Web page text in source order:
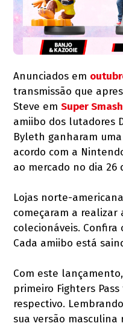
Anunciados em
transmissão que
Steve emSuper
amiibo dos lutadores
Byleth ganharam
acordo com a
ao mercado no dia 26
Lojas norte-
começaram a realizar
colecionáveis. Confira
Cada amiibo está
Com este
primeiro Fighters
respectivo.
sua versão masculina